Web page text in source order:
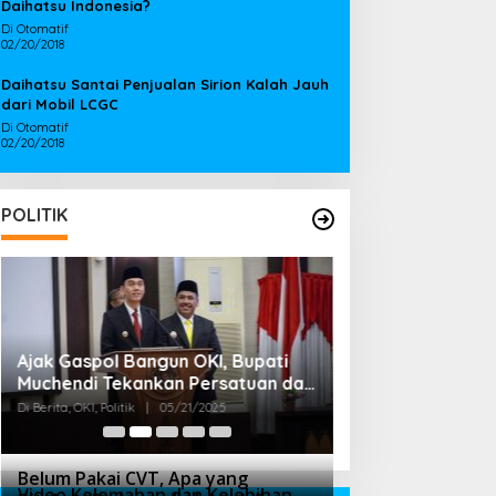
Daihatsu Indonesia?
Di Otomatif
02/20/2018
Daihatsu Santai Penjualan Sirion Kalah Jauh
dari Mobil LCGC
Di Otomatif
02/20/2018
POLITIK
Ajak Gaspol Bangun OKI, Bupati
Muchendi Tekankan Persatuan dan
Kebersamaan
Di Berita, OKI, Politik | 05/21/2025
Belum Pakai CVT, Apa yang